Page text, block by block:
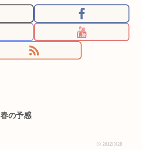
春の予感
2012/3/28